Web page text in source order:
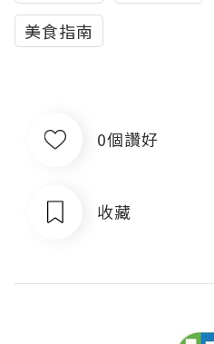
美食指南
0個讚好
收藏